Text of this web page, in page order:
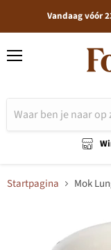
Vandaag vóór
Startpagina Mok